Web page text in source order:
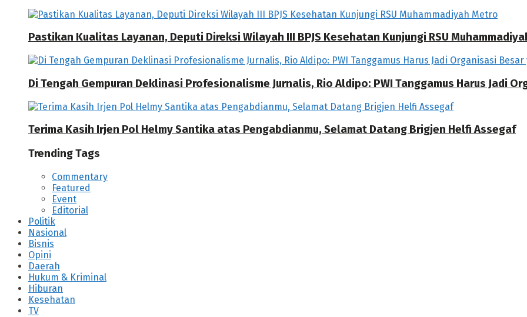
Pastikan Kualitas Layanan, Deputi Direksi Wilayah III BPJS Kesehatan Kunjungi RSU
Di Tengah Gempuran Deklinasi Profesionalisme Jurnalis, Rio Aldipo: PWI Tanggamus Harus Jadi
Terima Kasih Irjen Pol Helmy Santika atas Pengabdianmu, Selamat Datang Brigjen Helfi Assegaf
Trending Tags
Commentary
Featured
Event
Editorial
Politik
Nasional
Bisnis
Opini
Daerah
Hukum & Kriminal
Hiburan
Kesehatan
TV